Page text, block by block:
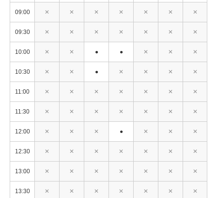
09:00 ✕ ✕ ✕ ✕ ✕ ✕ ✕
09:30 ✕ ✕ ✕ ✕ ✕ ✕ ✕
10:00 ✕ ✕ ● ● ✕ ✕ ✕
10:30 ✕ ✕ ● ✕ ✕ ✕ ✕
11:00 ✕ ✕ ✕ ✕ ✕ ✕ ✕
11:30 ✕ ✕ ✕ ✕ ✕ ✕ ✕
12:00 ✕ ✕ ✕ ● ✕ ✕ ✕
12:30 ✕ ✕ ✕ ✕ ✕ ✕ ✕
13:00 ✕ ✕ ✕ ✕ ✕ ✕ ✕
13:30 ✕ ✕ ✕ ✕ ✕ ✕ ✕